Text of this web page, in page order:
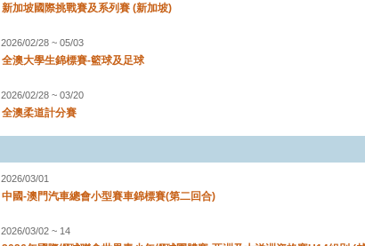
新加坡國際挑戰賽及系列賽 (新加坡)
2026/02/28 ~ 05/03
全澳大學生錦標賽-籃球及足球
2026/02/28 ~ 03/20
全澳柔道計分賽
2026/03/01
中國-澳門汽車總會小型賽車錦標賽(第二回合)
2026/03/02 ~ 14